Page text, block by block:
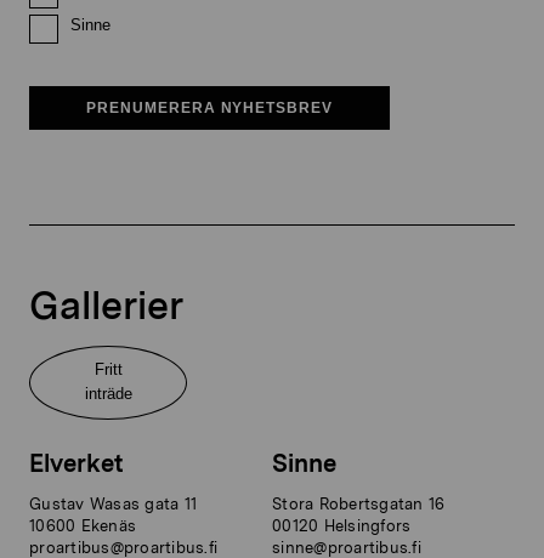
Sinne
PRENUMERERA NYHETSBREV
Gallerier
Fritt
inträde
Elverket
Gustav Wasas gata 11
10600 Ekenäs
proartibus@proartibus.fi
Sinne
Stora Robertsgatan 16
00120 Helsingfors
sinne@proartibus.fi